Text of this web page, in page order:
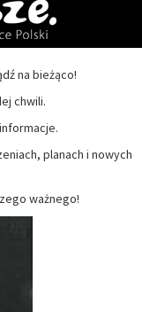
na bieżąco!
chwili.
planach i nowych
ważnego!